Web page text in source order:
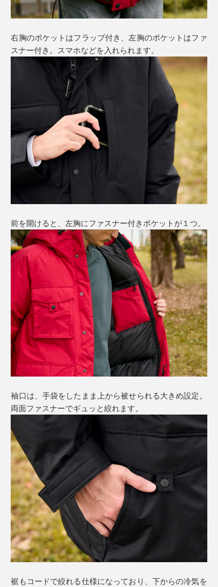
右胸のポケットはフラップ付き、左胸のポケットはファ
スナー付き。スマホなどを入れられます。
前を開けると、左胸にファスナー付きポケットが１つ。
袖口は、手袋をしたまま上から被せられる大きめ設定。
両面ファスナーでギュッと絞れます。
裾もコードで絞れる仕様になっており、下からの冷気を